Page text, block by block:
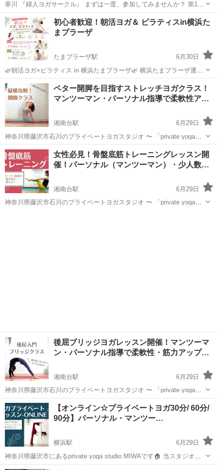
寒川 『婦人ヨガサークル』 まずは一度、参加してみませんか？ 第1・
3・4（木）10:00〜11:30 ※7月のみ予定変更 →7/9・23・30の木曜とな
ります！ ※体験無料：要予約 ※女性のみ ほ...
神奈川 鎌倉市 西鎌倉駅 ヨガ サークル
初心者歓迎！朝活ヨガ＆ ピラティスin横浜た
まプラーザ
たまプラーザ駅
6月30日
🌿朝活ヨガ×ピラティス in 横浜たまプラーザ🌿 横浜たまプラーザ運動
器スポーツクリニック主催✨ ヨガ×ピラティスインストラクター資格
を有する看護師が、一人ひとりに合わせて丁寧に指導いたします😊 ヨ
ガやピラ...
神奈川 横浜市 たまプラーザ駅 ヨガ ピラティス
ペター開脚を目指すストレッチヨガクラス！
マンツーマン・パーソナル指導で柔軟性ア…
湘南台駅
6月29日
神奈川県藤沢市石川のプライベートヨガスタジオ 〜 「private yoga
studio MIWA」 〜 📍神奈川県藤沢市石川3丁目 (湘南台駅・六会日
大前駅・辻堂駅エリア) 🏠HP：https://sa...
神奈川 藤沢市 湘南台駅 ヨガ
女性必見！骨盤底筋トレーニングレッスン開
催！パーソナル（マンツーマン）・少人数…
湘南台駅
6月29日
神奈川県藤沢市石川のプライベートヨガスタジオ 〜 「private yoga
後屈ブリッジヨガレッスン開催！マンツーマ
ン・パーソナル指導で柔軟性・筋力アップ…
湘南台駅
6月29日
神奈川県藤沢市石川のプライベートヨガスタジオ 〜 「private yoga
studio MIWA」 〜 📍神奈川県藤沢市石川3丁目 (湘南台駅・六会日大
前駅・辻堂駅エリア) 🏠HP：https://sak...
神奈川 藤沢市 湘南台駅 ヨガ オンライン
【オンライン☆プライベートヨガ30分/ 60分/
90分】パーソナル・マンツー…
横浜駅
6月29日
神奈川県藤沢市にあるprivate yoga studio MIWAです🏠 当スタジオで
は、zoomを使った オンラインヨガレッスンを開催しています！ 遠方